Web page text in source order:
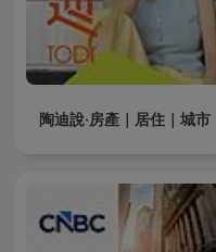
陶迪說·房產｜居住｜城市